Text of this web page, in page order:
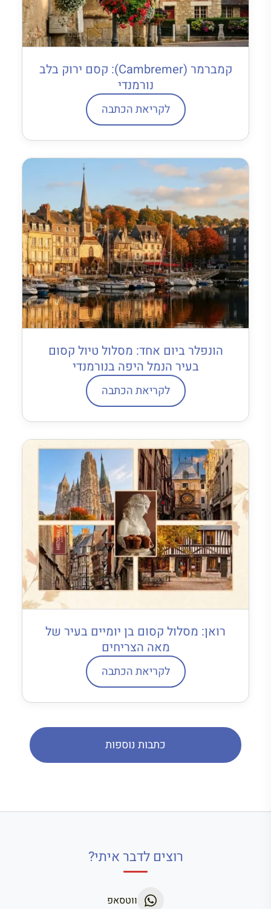
קמברמר (Cambremer): קסם ירוק בלב
נורמנדי
לקריאת הכתבה
הונפלר ביום אחד: מסלול טיול קסום
בעיר הנמל היפה בנורמנדי
לקריאת הכתבה
רואן: מסלול קסום בן יומיים בעיר של
מאה הצריחים
לקריאת הכתבה
כתבות נוספות
רוצים לדבר איתי?
ווטסאפ